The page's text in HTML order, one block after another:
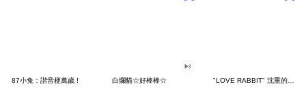
87小兔：諧音梗萬歲 ! 白爛貓☆好棒棒☆ "LOVE RABBIT" 沈重的愛 台灣版